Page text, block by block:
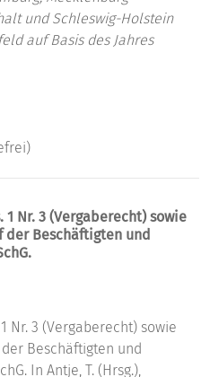
und Schleswig-Holstein
auf Basis des Jahres
1 Nr. 3 (Vergaberecht) sowie
der Beschäftigten und
Nr. 3 (Vergaberecht) sowie
der Beschäftigten und
In Antje, T. (Hrsg.),